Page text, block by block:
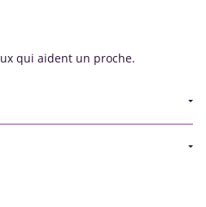
qui aident un proche.